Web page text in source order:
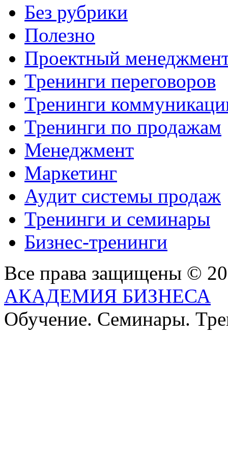
Без рубрики
Полезно
Проектный
Тренинги переговоров
Тренинги
Тренинги по продажам
Менеджмент
Маркетинг
Аудит системы продаж
Тренинги и семинары
Бизнес-тренинги
Все права защищены ©
АКАДЕМИЯ БИЗНЕСА
Обучение. Семинары.